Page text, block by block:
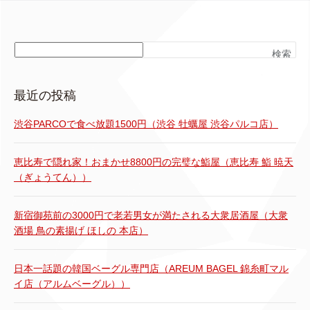
検索
最近の投稿
渋谷PARCOで食べ放題1500円（渋谷 牡蠣屋 渋谷パルコ店）
恵比寿で隠れ家！おまかせ8800円の完璧な鮨屋（恵比寿 鮨 暁天
（ぎょうてん））
新宿御苑前の3000円で老若男女が満たされる大衆居酒屋（大衆
酒場 鳥の素揚げ ほしの 本店）
日本一話題の韓国ベーグル専門店（AREUM BAGEL 錦糸町マル
イ店（アルムベーグル））